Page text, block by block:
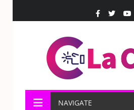
NAVIGATE